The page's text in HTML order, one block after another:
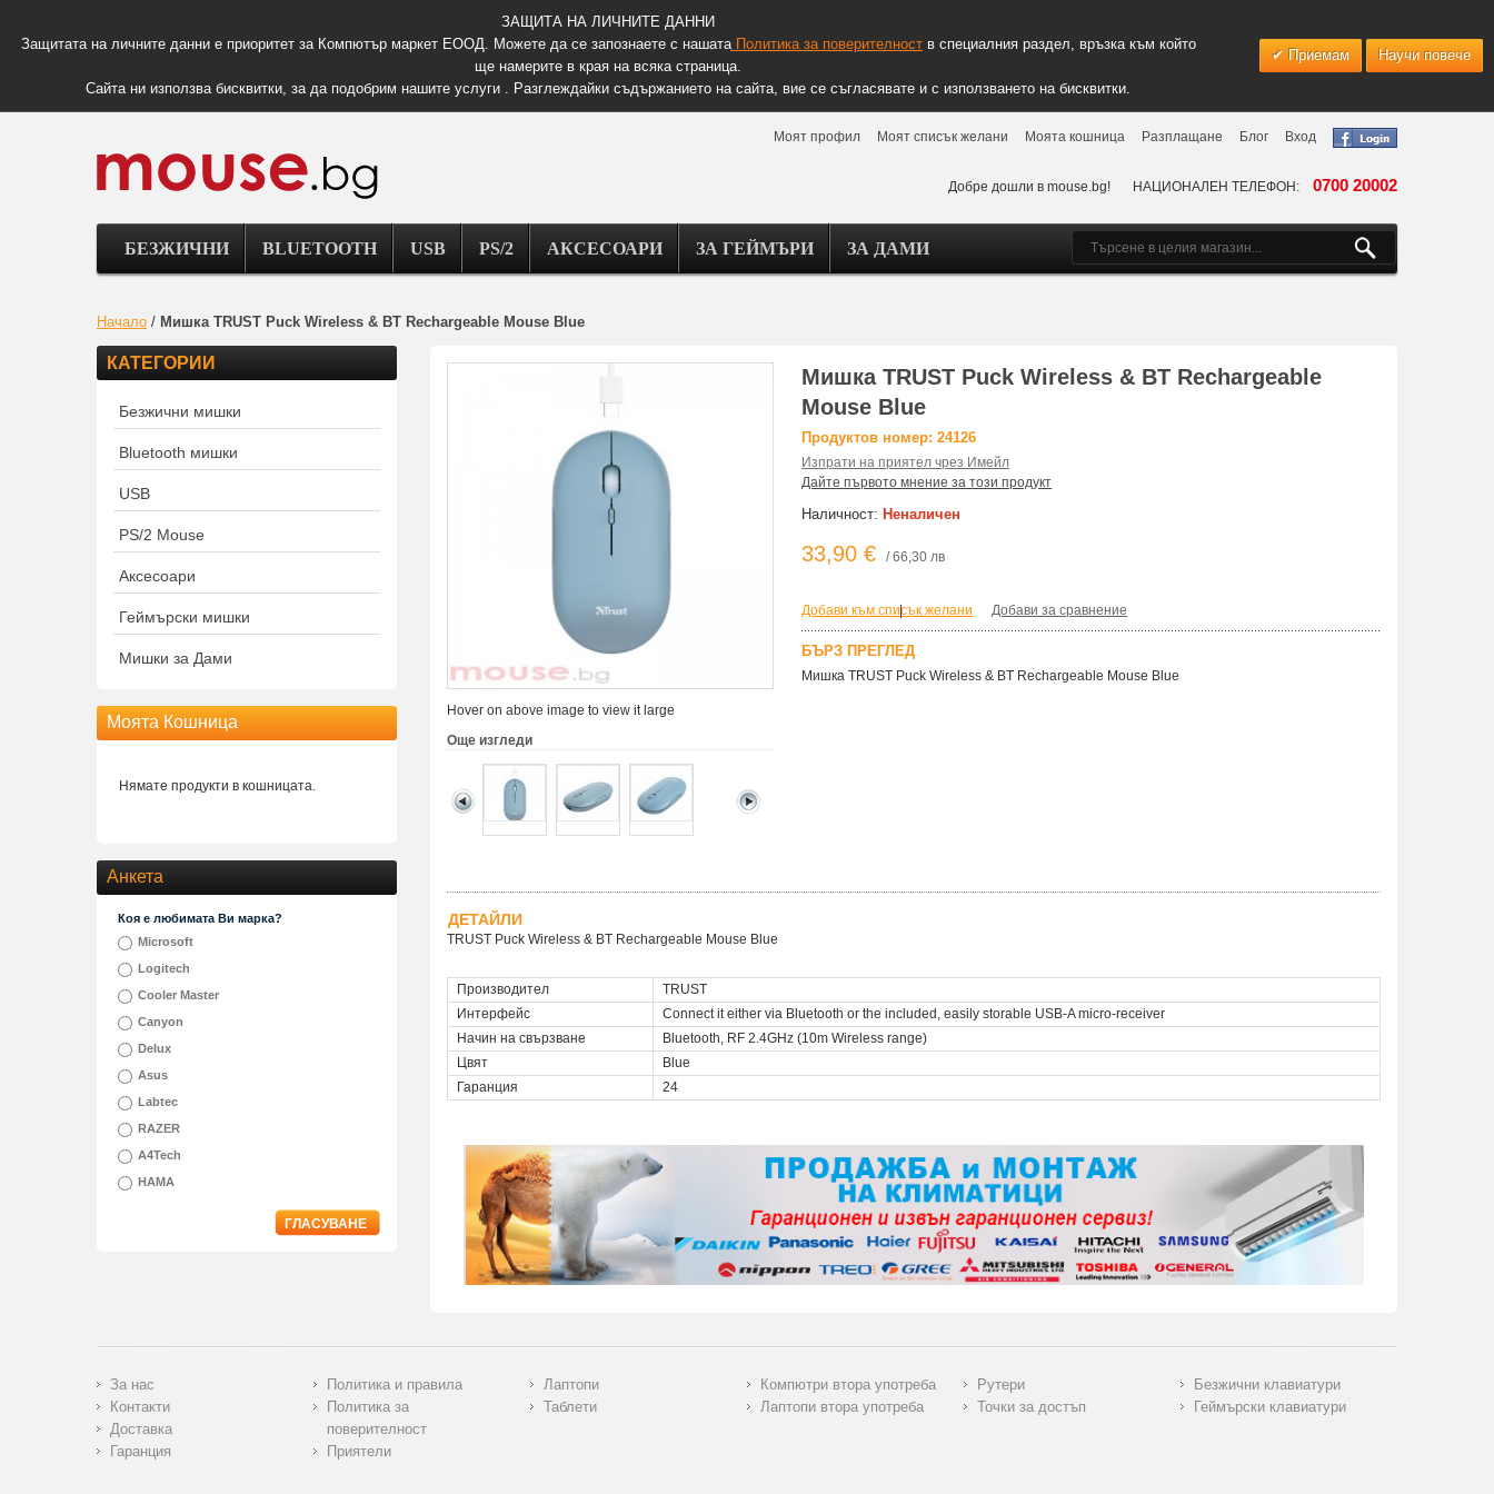
ЗАЩИТА НА ЛИЧНИТЕ ДАННИ
Защитата на личните данни е приоритет за Компютър маркет ЕООД. Можете да се запознаете с нашатаПолитика за поверителноств специалния раздел, връзка към който
ще намерите в края на всяка страница.
Сайта ни използва бисквитки, за да подобрим нашите услуги . Разглеждайки съдържанието на сайта, вие се съгласявате и с използването на бисквитки.
Приемам Научи повече
Моят профил Моят списък желани Моята кошница Разплащане Блог Вход
Добре дошли в mouse.bg! НАЦИОНАЛЕН ТЕЛЕФОН: 0700 20002
БЕЗЖИЧНИ BLUETOOTH USB PS/2 АКСЕСОАРИ ЗА ГЕЙМЪРИ ЗА ДАМИ
Начало / Мишка TRUST Puck Wireless & BT Rechargeable Mouse Blue
Hover on above image to view it large
Още изгледи
Мишка TRUST Puck Wireless & BT Rechargeable
Mouse Blue
Продуктов номер: 24126
Изпрати на приятел чрез Имейл
Дайте първото мнение за този продукт
Наличност: Неналичен
33,90 € / 66,30 лв
Добави към списък желани
| Добави за сравнение
БЪРЗ ПРЕГЛЕД
Мишка TRUST Puck Wireless & BT Rechargeable Mouse Blue
ДЕТАЙЛИ
TRUST Puck Wireless & BT Rechargeable Mouse Blue
Производител
TRUST
Интерфейс
Connect it either via Bluetooth or the included, easily storable USB-A micro-receiver
Начин на свързване
Bluetooth, RF 2.4GHz (10m Wireless range)
Цвят
Blue
Гаранция
24
КАТЕГОРИИ
Безжични мишки
Bluetooth мишки
USB
PS/2 Mouse
Аксесоари
Геймърски мишки
Мишки за Дами
Моята Кошница
Нямате продукти в кошницата.
Анкета
Коя е любимата Ви марка?
Microsoft
Logitech
Cooler Master
Canyon
Delux
Asus
Labtec
RAZER
A4Tech
HAMA
ГЛАСУВАНЕ
За нас
Контакти
Доставка
Гаранция
Политика и правила
Политика за
поверителност
Приятели
Лаптопи
Таблети
Компютри втора употреба
Лаптопи втора употреба
Рутери
Точки за достъп
Безжични клавиатури
Геймърски клавиатури